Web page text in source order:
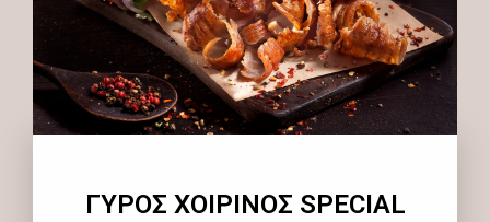
ΓΥΡΟΣ ΧΟΙΡΙΝΟΣ SPECIAL